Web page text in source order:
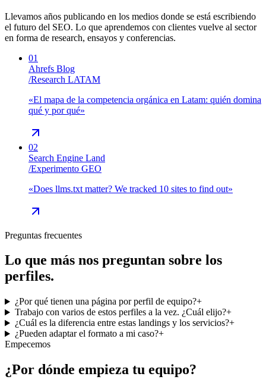
Llevamos años publicando en los medios donde se está escribiendo
el futuro del SEO. Lo que aprendemos con clientes vuelve al sector
en forma de research, ensayos y conferencias.
01
Ahrefs Blog
/Research LATAM
«El mapa de la competencia orgánica en Latam: quién domina
qué y por qué»
02
Search Engine Land
/Experimento GEO
«Does llms.txt matter? We tracked 10 sites to find out»
Preguntas frecuentes
Lo que más nos preguntan sobre los
perfiles.
¿Por qué tienen una página por perfil de equipo?+
Trabajo con varios de estos perfiles a la vez. ¿Cuál elijo?+
¿Cuál es la diferencia entre estas landings y los servicios?+
¿Pueden adaptar el formato a mi caso?+
Empecemos
¿Por dónde empieza tu equipo?